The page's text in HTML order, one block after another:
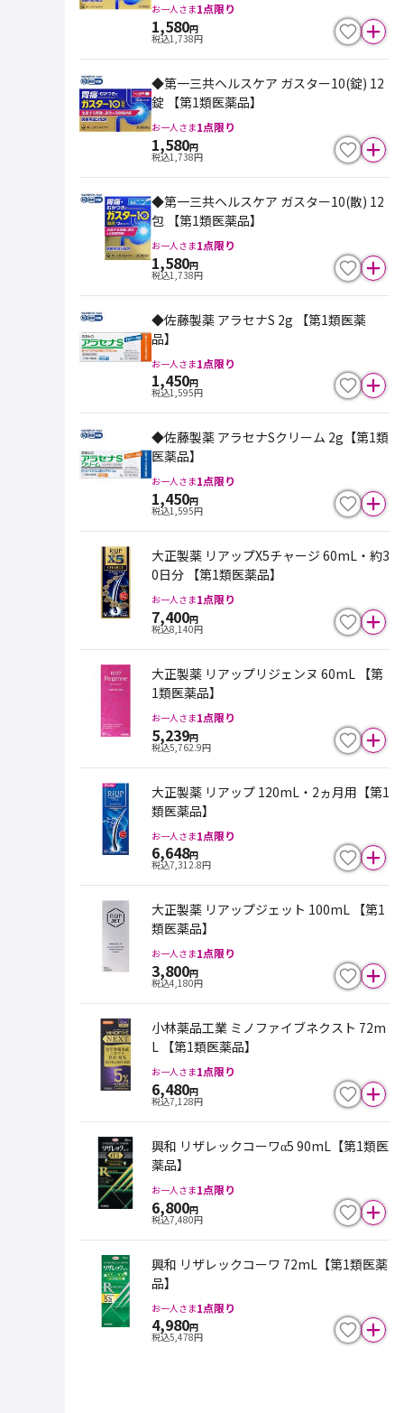
お一人さま1点限り
1,580円
税込1,738円
◆第一三共ヘルスケア ガスター10(錠) 12
錠 【第1類医薬品】
お一人さま1点限り
1,580円
税込1,738円
◆第一三共ヘルスケア ガスター10(散) 12
包 【第1類医薬品】
お一人さま1点限り
1,580円
税込1,738円
◆佐藤製薬 アラセナS 2g 【第1類医薬
品】
お一人さま1点限り
1,450円
税込1,595円
◆佐藤製薬 アラセナSクリーム 2g【第1類
医薬品】
お一人さま1点限り
1,450円
税込1,595円
大正製薬 リアップX5チャージ 60mL・約3
0日分 【第1類医薬品】
お一人さま1点限り
7,400円
税込8,140円
大正製薬 リアップリジェンヌ 60mL 【第
1類医薬品】
お一人さま1点限り
5,239円
税込5,762.9円
大正製薬 リアップ 120mL・2ヵ月用【第1
類医薬品】
お一人さま1点限り
6,648円
税込7,312.8円
大正製薬 リアップジェット 100mL 【第1
類医薬品】
お一人さま1点限り
3,800円
税込4,180円
小林薬品工業 ミノファイブネクスト 72m
L 【第1類医薬品】
お一人さま1点限り
6,480円
税込7,128円
興和 リザレックコーワα5 90mL【第1類医
薬品】
お一人さま1点限り
6,800円
税込7,480円
興和 リザレックコーワ 72mL【第1類医薬
品】
お一人さま1点限り
4,980円
税込5,478円